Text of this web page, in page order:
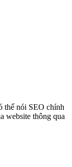
thể nói SEO chính
website thông qua